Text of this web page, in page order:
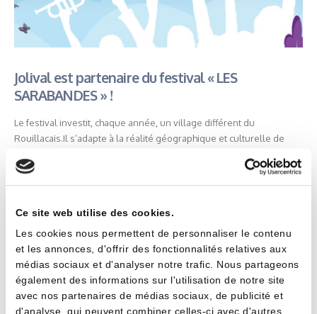
Ce site web utilise des cookies.
Les cookies nous permettent de personnaliser le contenu
et les annonces, d'offrir des fonctionnalités relatives aux
médias sociaux et d'analyser notre trafic. Nous partageons
également des informations sur l'utilisation de notre site
avec nos partenaires de médias sociaux, de publicité et
d'analyse, qui peuvent combiner celles-ci avec d'autres
Jolival est partenaire du festival « LES
SARABANDES » !
Le festival investit, chaque année, un village différent du
Rouillacais.Il s’adapte à la réalité géographique et culturelle de
culturelle et de lien social sur notre territoire rural.Un espace qui
croise les formes d’expressions artistiques et qui provoque les
READ MORE